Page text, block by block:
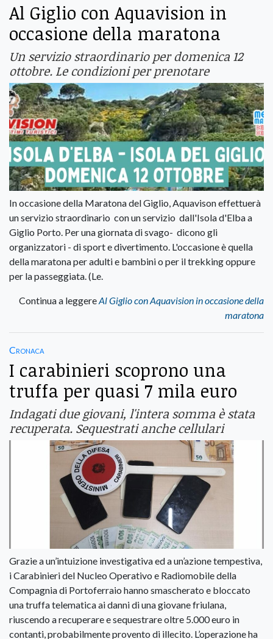
Al Giglio con Aquavision in
occasione della maratona
Un servizio straordinario per domenica 12
ottobre. Le condizioni per prenotare
In occasione della Maratona del Giglio, Aquavison effettuerà
un servizio straordinario con un servizio dall'Isola d'Elba a
Giglio Porto. Per una giornata di svago- dicono gli
organizzatori - di sport e divertimento. L'occasione è quella
della maratona per adulti e bambini o per il trekking oppure
per la passeggiata. (Le.
Continua a leggereAl Giglio con Aquavision in occasione della
maratona
Cronaca
I carabinieri scoprono una
truffa per quasi 7 mila euro
Indagati due giovani, l'intera somma è stata
recuperata. Sequestrati anche cellulari
Grazie a un’intuizione investigativa ed a un’azione tempestiva,
i Carabinieri del Nucleo Operativo e Radiomobile della
Compagnia di Portoferraio hanno smascherato e bloccato
una truffa telematica ai danni di una giovane friulana,
riuscendo a recuperare e sequestrare oltre 5.000 euro in
contanti, probabilmente provento di illecito. L’operazione ha